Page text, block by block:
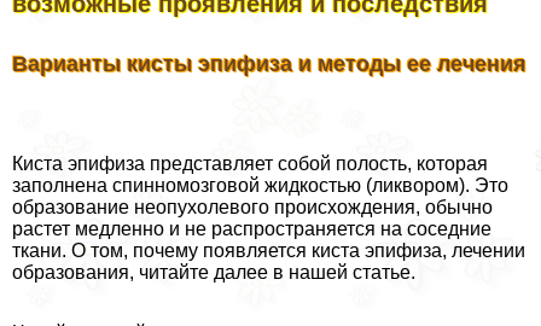
Варианты кисты эпифиза и методы ее лечения
Киста эпифиза представляет собой полость, которая
заполнена спинномозговой жидкостью (ликвором). Это
образование неопухолевого происхождения, обычно
растет медленно и не распространяется на соседние
ткани. О том, почему появляется киста эпифиза, лечении
образования, читайте далее в нашей статье.